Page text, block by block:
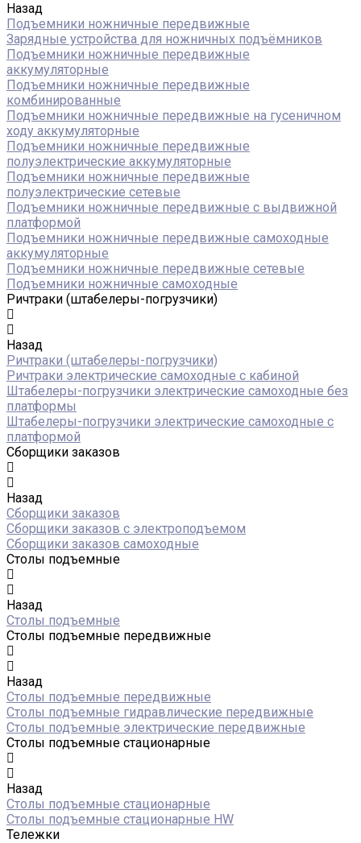
Назад
Подъемники ножничные передвижные
Зарядные устройства для ножничных подъёмников
Подъемники ножничные передвижные
аккумуляторные
Подъемники ножничные передвижные
комбинированные
Подъемники ножничные передвижные на гусеничном
ходу аккумуляторные
Подъемники ножничные передвижные
полуэлектрические аккумуляторные
Подъемники ножничные передвижные
полуэлектрические сетевые
Подъемники ножничные передвижные с выдвижной
платформой
Подъемники ножничные передвижные самоходные
аккумуляторные
Подъемники ножничные передвижные сетевые
Подъемники ножничные самоходные
Ричтраки (штабелеры-погрузчики)
Назад
Ричтраки (штабелеры-погрузчики)
Ричтраки электрические самоходные с кабиной
Штабелеры-погрузчики электрические самоходные без
платформы
Штабелеры-погрузчики электрические самоходные с
платформой
Сборщики заказов
Назад
Сборщики заказов
Сборщики заказов с электроподъемом
Сборщики заказов самоходные
Столы подъемные
Назад
Столы подъемные
Столы подъемные передвижные
Назад
Столы подъемные передвижные
Столы подъемные гидравлические передвижные
Столы подъемные электрические передвижные
Столы подъемные стационарные
Назад
Столы подъемные стационарные
Столы подъемные стационарные HW
Тележки